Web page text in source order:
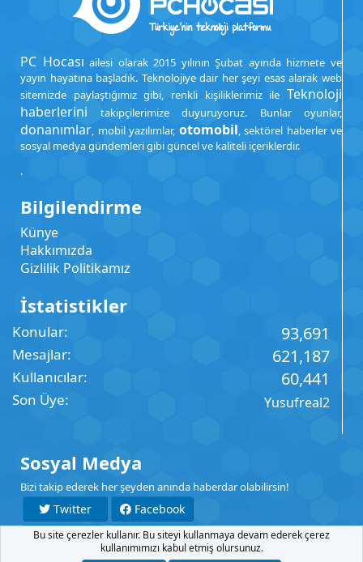
PC Hocası ailesi olarak 2015 yılının Şubat ayında hizmete ve
yayın hayatına başladık. Teknolojiye dair her şeyi esas alarak web
sitemizde paylaştığımız gibi, renkli kişiliklerimiz ile Teknoloji
haberlerini takipçilerimize duyuruyoruz. Bunlar oyunlar,
donanımlar, mobil yazılımlar, otomobil, sektörel haberler ve
sosyal medya gündemleri gibi güncel ve kaliteli içeriklerdir.
.
Bilgilendirme
Künye
Hakkımızda
Gizlilik Politikamız
İstatistikler
Konular 93,691
Mesajlar 621,187
Kullanıcılar 60,441
Son Üye Yusufreal2
Sosyal Medya
Bizi takip ederek her şeyden anında haberdar olabilirsin!
Twitter
Facebook
YouTube
Instagram
Bu site çerezler kullanır. Bu siteyi kullanmaya devam ederek çerez
kullanımımızı kabul etmiş olursunuz.